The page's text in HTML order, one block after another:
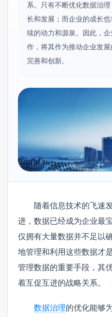
系。只有不断优化数据治
长和发展；而企业的成长
续的动力和源泉。因此，
作，将其作为推动企业发
完善和创新。
随着信息技术的飞速
进，数据已经成为企业最
仅拥有大量数据并不足以
地管理和利用这些数据才是
管理数据的重要手段，其
着互促互进的战略关系。
数据治理的优化能够